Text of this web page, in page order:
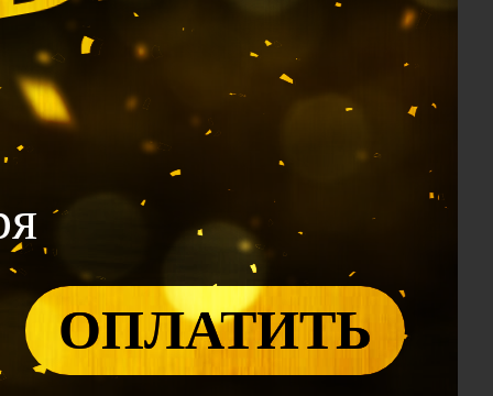
1.990
Калькулятор 12 Дворцов: проф
модуль (доступ на год)
2.400
Калькулятор Ци Мэнь: проф
модуль (доступ на год)
по Ба Цзы" (доступ на год)
Калькулятор БаЦзы:
включенность карты в 9-ый
период (доступ на год)
5.000₽
ОПЛАТИТЬ